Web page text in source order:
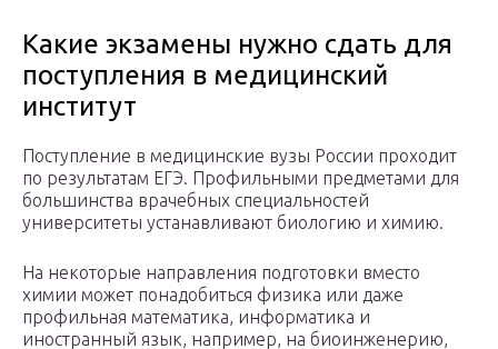
Какие экзамены нужно сдать для
поступления в медицинский
институт
Поступление в медицинские вузы России проходит
по результатам ЕГЭ. Профильными предметами для
большинства врачебных специальностей
университеты устанавливают биологию и химию.
На некоторые направления подготовки вместо
химии может понадобиться физика или даже
профильная математика, информатика и
иностранный язык, например, на биоинженерию,